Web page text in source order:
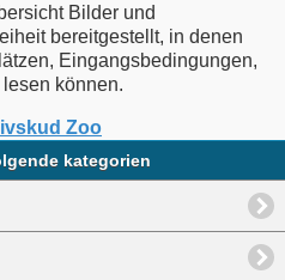
Bilder und
bereitgestellt, in denen
Eingangsbedingungen,
können.
Zoo
kategorien